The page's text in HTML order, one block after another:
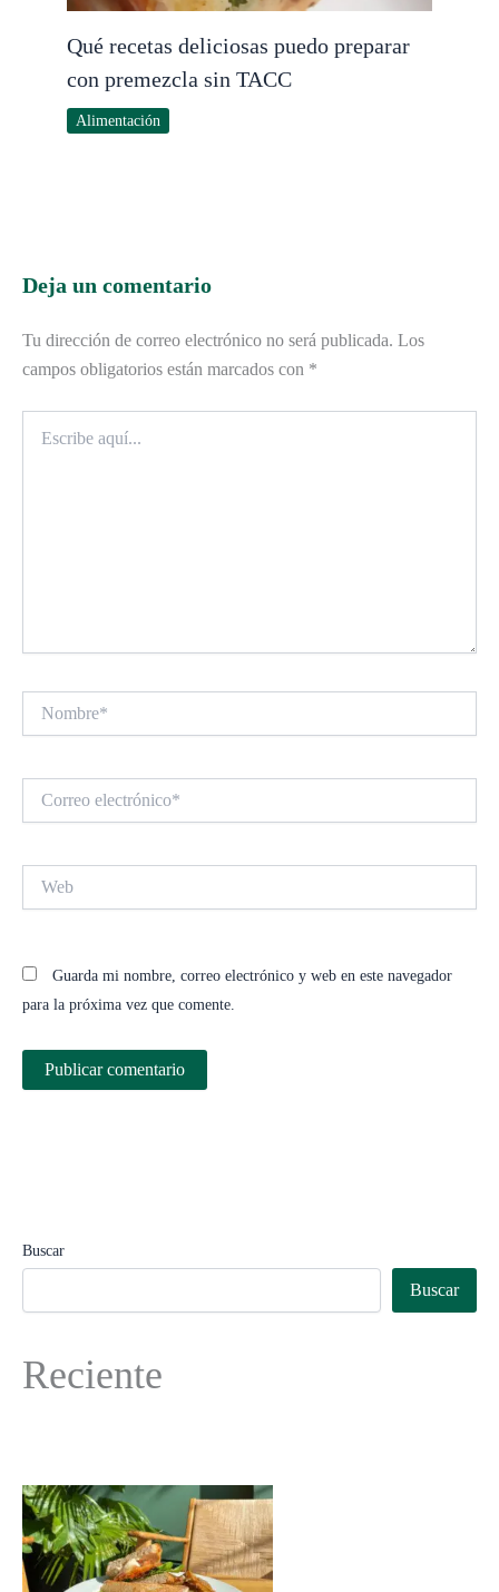
Qué recetas deliciosas puedo preparar
con premezcla sin TACC
Alimentación
Deja un comentario
Tu dirección de correo electrónico no será publicada. Los
campos obligatorios están marcados con *
aquí...
electrónico*
Guarda mi nombre, correo electrónico y web en este navegador
para la próxima vez que comente.
Buscar
Buscar
Reciente